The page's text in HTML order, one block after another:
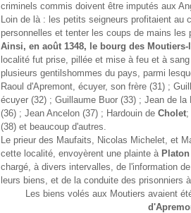
criminels commis doivent être imputés aux
Loin de là : les petits seigneurs profitaient au
personnelles et tenter les coups de mains les
Ainsi, en août 1348, le bourg des Moutiers-
localité fut prise, pillée et mise à feu et à
plusieurs gentilshommes du pays, parmi
Raoul d'Apremont, écuyer, son frère (31) ;
écuyer (32) ; Guillaume Buor (33) ; Jean de
(36) ; Jean Ancelon (37) ; Hardouin de Cholet;
(38) et beaucoup d'autres.
Le prieur des Maufaits, Nicolas Michelet, et
cette localité, envoyèrent une plainte à
chargé, à divers intervalles, de l'information
leurs biens, et de la conduite des prisonniers
Les biens volés aux Moutiers avaient